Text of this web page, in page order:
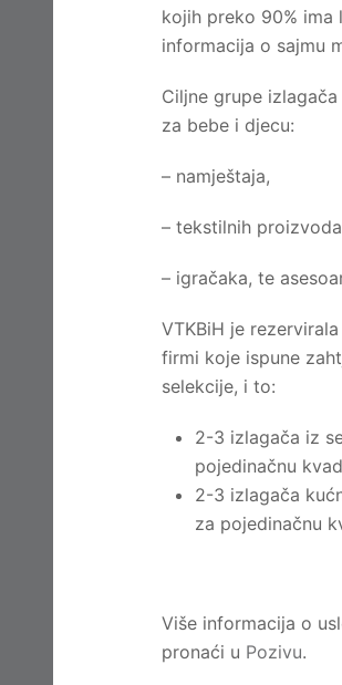
kojih preko 90% ima
informacija o sajmu
Ciljne grupe
za bebe i djecu:
– namještaja,
– tekstilnih
– igračaka, te
VTKBiH je
firmi koje ispune
selekcije, i to:
2-3 izlagača iz
pojedinačnu
2-3 izlagača
za pojedinačnu
Više informacija o
pronaći u Pozivu.